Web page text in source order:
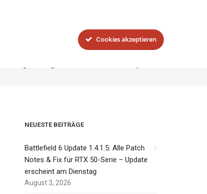
NEUESTE BEITRÄGE
Battlefield 6 Update 1.4.1.5: Alle Patch
Notes & Fix für RTX 50-Serie – Update
erscheint am Dienstag
August 3, 2026
Cookies akzeptieren